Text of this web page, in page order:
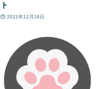
ト
2021年12月16日